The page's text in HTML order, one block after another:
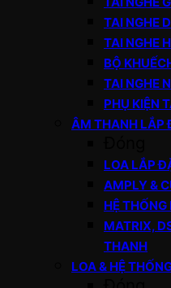
TAI NGHE
TAI NGHE
BỘ
TAI NGHE
PHỤ KIỆN
ÂM THANH LẮP
LOA LẮP
AMPLY &
HỆ THỐNG
MATRIX,
THANH
LOA & HỆ